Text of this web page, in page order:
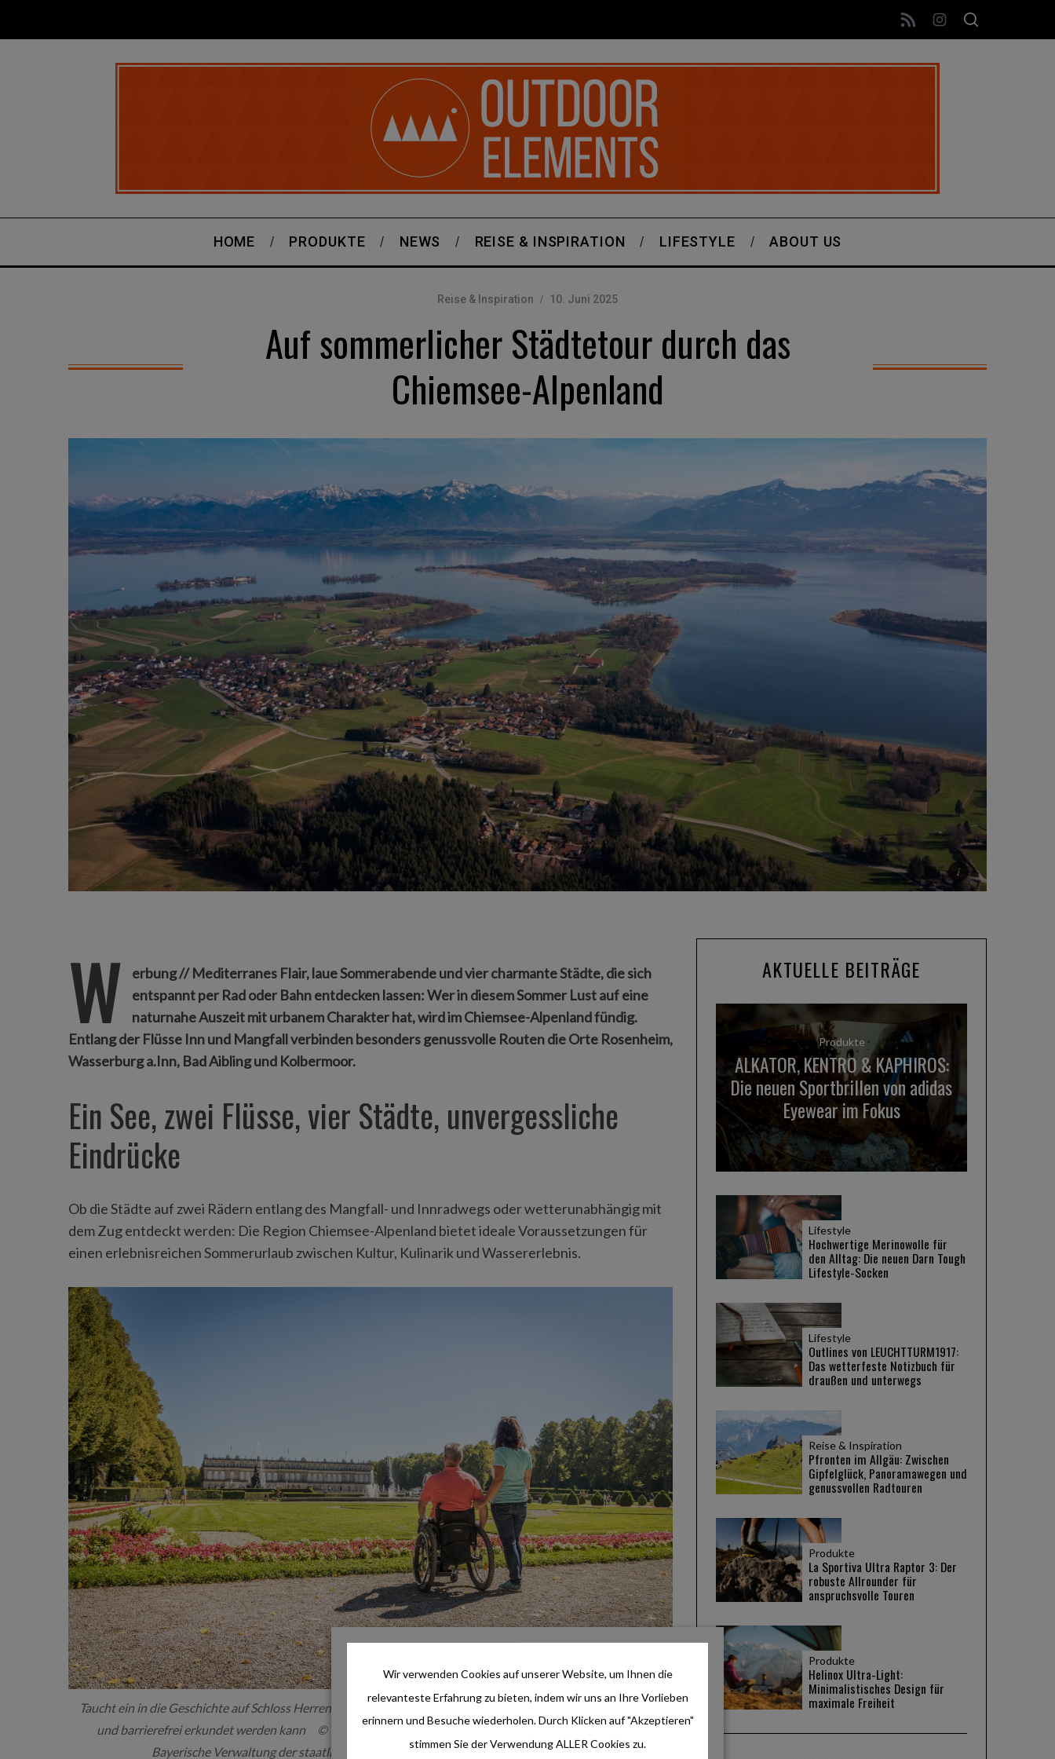
HOME PRODUKTE NEWS REISE & INSPIRATION LIFESTYLE ABOUT US
Reise & Inspiration 10. Juni 2025
Auf sommerlicher Städtetour durch das
Chiemsee-Alpenland
W
erbung // Mediterranes Flair, laue Sommerabende und vier charmante Städte, die sich
entspannt per Rad oder Bahn entdecken lassen: Wer in diesem Sommer Lust auf eine
naturnahe Auszeit mit urbanem Charakter hat, wird im Chiemsee-Alpenland fündig.
Entlang der Flüsse Inn und Mangfall verbinden besonders genussvolle Routen die Orte Rosenheim,
Wasserburg a.Inn, Bad Aibling und Kolbermoor.
Ein See, zwei Flüsse, vier Städte, unvergessliche
Eindrücke
Ob die Städte auf zwei Rädern entlang des Mangfall- und Innradwegs oder wetterunabhängig mit
dem Zug entdeckt werden: Die Region Chiemsee-Alpenland bietet ideale Voraussetzungen für
einen erlebnisreichen Sommerurlaub zwischen Kultur, Kulinarik und Wassererlebnis.
Taucht ein in die Geschichte auf Schloss Herrenchiemsee, das majestätisch auf einer Insel im Chiemsee thront
und barrierefrei erkundet werden kann © Chiemsee-Alpenland Tourismus / Schloss Herrenchiemsee,
Bayerische Verwaltung der staatlichen Schlösser, Gärten und Seen / Thomas Kujat
AKTUELLE BEITRÄGE
Produkte
ALKATOR, KENTRO & KAPHIROS:
Die neuen Sportbrillen von adidas
Eyewear im Fokus
Lifestyle
Hochwertige Merinowolle für
den Alltag: Die neuen Darn Tough
Lifestyle-Socken
Lifestyle
Outlines von LEUCHTTURM1917:
Das wetterfeste Notizbuch für
draußen und unterwegs
Reise & Inspiration
Pfronten im Allgäu: Zwischen
Gipfelglück, Panoramawegen und
genussvollen Radtouren
Produkte
La Sportiva Ultra Raptor 3: Der
robuste Allrounder für
anspruchsvolle Touren
Produkte
Helinox Ultra-Light:
Minimalistisches Design für
maximale Freiheit
S
e
a
r
c
h
f
o
r
:
Wir verwenden Cookies auf unserer Website, um Ihnen die
relevanteste Erfahrung zu bieten, indem wir uns an Ihre Vorlieben
erinnern und Besuche wiederholen. Durch Klicken auf "Akzeptieren"
stimmen Sie der Verwendung ALLER Cookies zu.